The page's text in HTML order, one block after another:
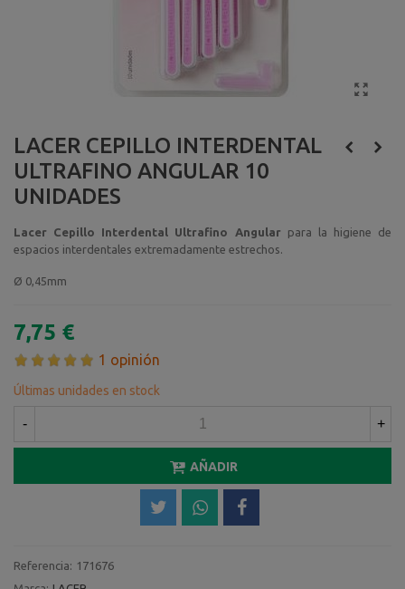
LACER CEPILLO INTERDENTAL
ULTRAFINO ANGULAR 10
UNIDADES
Lacer Cepillo Interdental Ultrafino Angular para la higiene de
espacios interdentales extremadamente estrechos.
Ø 0,45mm
7,75 €
1 opinión
Últimas unidades en stock
- +
AÑADIR
Referencia: 171676